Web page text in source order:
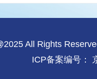
All Rights
ICP备案编号：